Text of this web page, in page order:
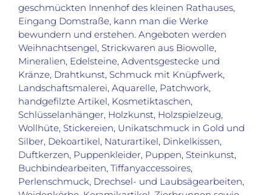
geschmückten Innenhof des kleinen Rathauses,
Eingang Domstraße, kann man die Werke
bewundern und erstehen. Angeboten werden
Weihnachtsengel, Strickwaren aus Biowolle,
Mineralien, Edelsteine, Adventsgestecke und
Kränze, Drahtkunst, Schmuck mit Knüpfwerk,
Landschaftsmalerei, Aquarelle, Patchwork,
handgefilzte Artikel, Kosmetiktaschen,
Schlüsselanhänger, Holzkunst, Holzspielzeug,
Wollhüte, Stickereien, Unikatschmuck in Gold und
Silber, Dekoartikel, Naturartikel, Dinkelkissen,
Duftkerzen, Puppenkleider, Puppen, Steinkunst,
Buchbindearbeiten, Tiffanyaccessoires,
Perlenschmuck, Drechsel- und Laubsägearbeiten,